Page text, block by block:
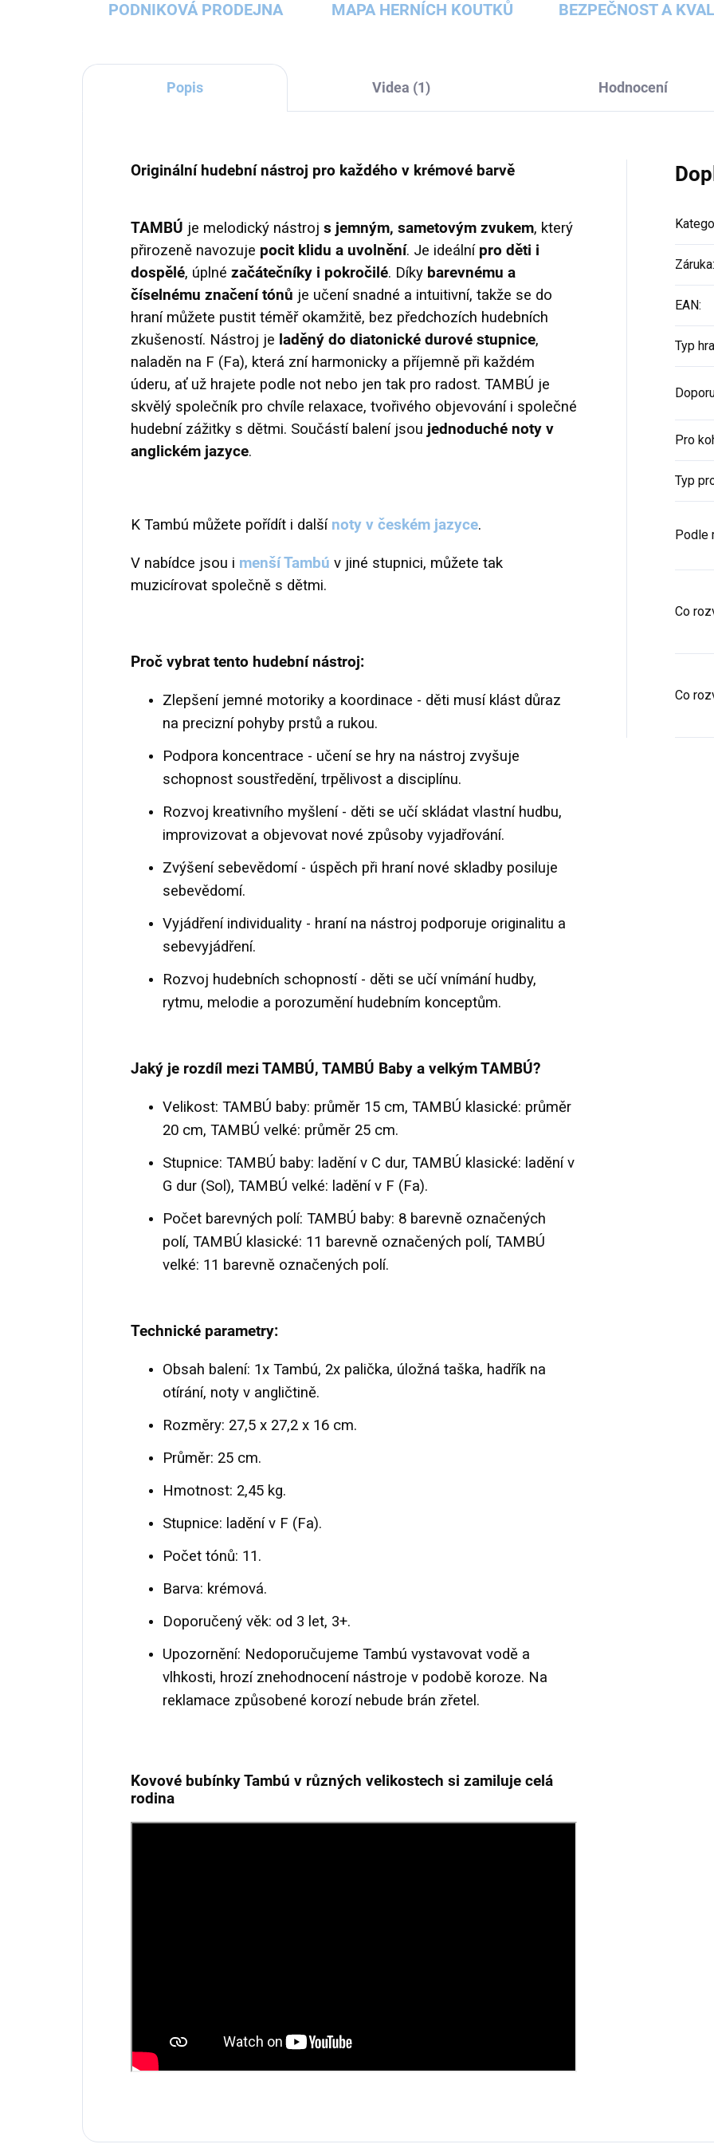
PODNIKOVÁ PRODEJNA MAPA HERNÍCH KOUTKŮ BEZPEČNOST A
Popis Videa (1) Hodnocení
Originální hudební nástroj pro každého v krémové barvě
TAMBÚ je melodický nástroj s jemným, sametovým zvukem, který
přirozeně navozuje pocit klidu a uvolnění. Je ideální pro děti i
dospělé, úplné začátečníky i pokročilé. Díky barevnému a
číselnému značení tónů je učení snadné a intuitivní, takže se do
hraní můžete pustit téměř okamžitě, bez předchozích hudebních
zkušeností. Nástroj je laděný do diatonické durové stupnice,
naladěn na F (Fa), která zní harmonicky a příjemně při každém
úderu, ať už hrajete podle not nebo jen tak pro radost. TAMBÚ je
skvělý společník pro chvíle relaxace, tvořivého objevování i společné
hudební zážitky s dětmi. Součástí balení jsou jednoduché noty v
anglickém jazyce.
K Tambú můžete pořídít i další noty v českém jazyce.
V nabídce jsou i menší Tambú v jiné stupnici, můžete tak
muzicírovat společně s dětmi.
Proč vybrat tento hudební nástroj:
Zlepšení jemné motoriky a koordinace - děti musí klást důraz
na precizní pohyby prstů a rukou.
Podpora koncentrace - učení se hry na nástroj zvyšuje
schopnost soustředění, trpělivost a disciplínu.
Rozvoj kreativního myšlení - děti se učí skládat vlastní hudbu,
improvizovat a objevovat nové způsoby vyjadřování.
Zvýšení sebevědomí - úspěch při hraní nové skladby posiluje
sebevědomí.
Vyjádření individuality - hraní na nástroj podporuje originalitu a
sebevyjádření.
Rozvoj hudebních schopností - děti se učí vnímání hudby,
rytmu, melodie a porozumění hudebním konceptům.
Jaký je rozdíl mezi TAMBÚ, TAMBÚ Baby a velkým TAMBÚ?
Velikost: TAMBÚ baby: průměr 15 cm, TAMBÚ klasické: průměr
20 cm, TAMBÚ velké: průměr 25 cm.
Stupnice: TAMBÚ baby: ladění v C dur, TAMBÚ klasické: ladění v
G dur (Sol), TAMBÚ velké: ladění v F (Fa).
Počet barevných polí: TAMBÚ baby: 8 barevně označených
polí, TAMBÚ klasické: 11 barevně označených polí, TAMBÚ
velké: 11 barevně označených polí.
Technické parametry:
Obsah balení: 1x Tambú, 2x palička, úložná taška, hadřík na
otírání, noty v angličtině.
Rozměry: 27,5 x 27,2 x 16 cm.
Průměr: 25 cm.
Hmotnost: 2,45 kg.
Stupnice: ladění v F (Fa).
Počet tónů: 11.
Barva: krémová.
Doporučený věk: od 3 let, 3+.
Upozornění: Nedoporučujeme Tambú vystavovat vodě a
vlhkosti, hrozí znehodnocení nástroje v podobě koroze. Na
reklamace způsobené korozí nebude brán zřetel.
Kovové bubínky Tambú v různých velikostech si zamiluje celá
rodina
Záruka:
EAN:
Typ
Pro
Typ
Podle
Co
Co